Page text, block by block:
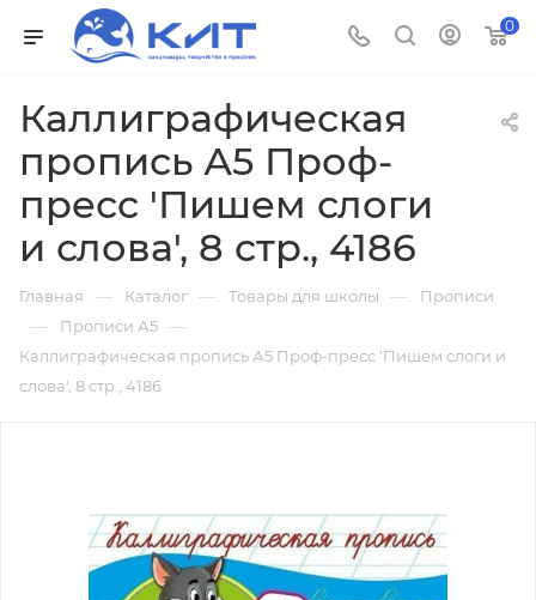
0
Каллиграфическая
пропись А5 Проф-
пресс 'Пишем слоги
и слова', 8 стр., 4186
Главная — Каталог — Товары для школы — Прописи
— Прописи А5 —
Каллиграфическая пропись А5 Проф-пресс 'Пишем слоги и
слова', 8 стр., 4186